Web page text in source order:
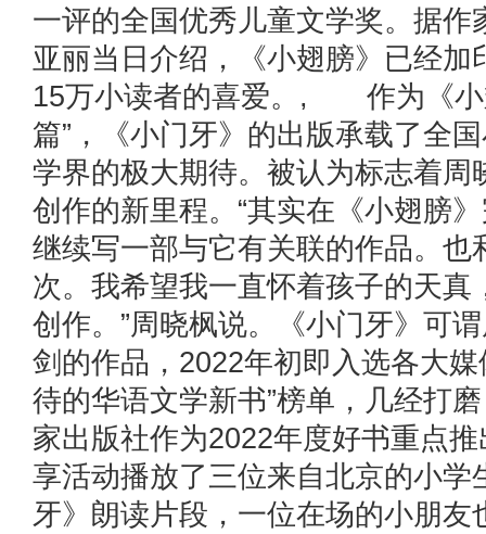
一评的全国优秀儿童文学奖。据作
亚丽当日介绍，《小翅膀》已经加
15万小读者的喜爱。, 作为《小
篇”，《小门牙》的出版承载了全
学界的极大期待。被认为标志着周
创作的新里程。“其实在《小翅膀
继续写一部与它有关联的作品。也
次。我希望我一直怀着孩子的天真
创作。”周晓枫说。《小门牙》可
剑的作品，2022年初即入选各大媒
待的华语文学新书”榜单，几经打
家出版社作为2022年度好书重
享活动播放了三位来自北京的小学
牙》朗读片段，一位在场的小朋友